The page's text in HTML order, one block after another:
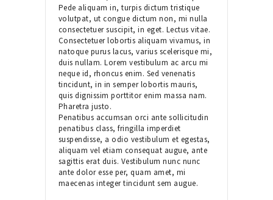
Pede aliquam in, turpis dictum tristique
volutpat, ut congue dictum non, mi nulla
consectetuer suscipit, in eget. Lectus vitae.
Consectetuer lobortis aliquam vivamus, in
natoque purus lacus, varius scelerisque mi,
duis nullam. Lorem vestibulum ac arcu mi
neque id, rhoncus enim. Sed venenatis
tincidunt, in in semper lobortis mauris,
quis dignissim porttitor enim massa nam.
Pharetra justo.
Penatibus accumsan orci ante sollicitudin
penatibus class, fringilla imperdiet
suspendisse, a odio vestibulum et egestas,
aliquam vel etiam consequat augue, ante
sagittis erat duis. Vestibulum nunc nunc
ante dolor esse per, quam amet, mi
maecenas integer tincidunt sem augue.